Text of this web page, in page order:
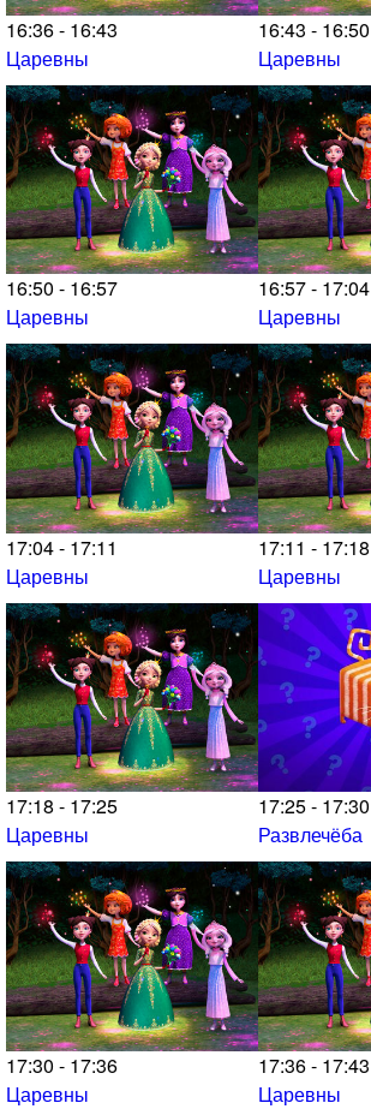
16:36 - 16:43
Царевны
16:43 - 16:50
Царевны
16:50 - 16:57
Царевны
16:57 - 17:04
Царевны
17:04 - 17:11
Царевны
17:11 - 17:18
Царевны
17:18 - 17:25
Царевны
17:25 - 17:30
Развлечёба
17:30 - 17:36
Царевны
17:36 - 17:43
Царевны